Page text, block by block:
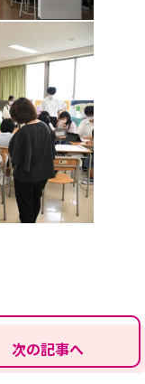
次の記事へ